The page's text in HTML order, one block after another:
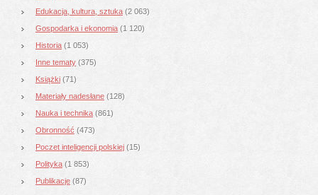
Edukacja, kultura, sztuka (2 063)
Gospodarka i ekonomia (1 120)
Historia (1 053)
Inne tematy (375)
Książki (71)
Materiały nadesłane (128)
Nauka i technika (861)
Obronność (473)
Poczet inteligencji polskiej (15)
Polityka (1 853)
Publikacje (87)